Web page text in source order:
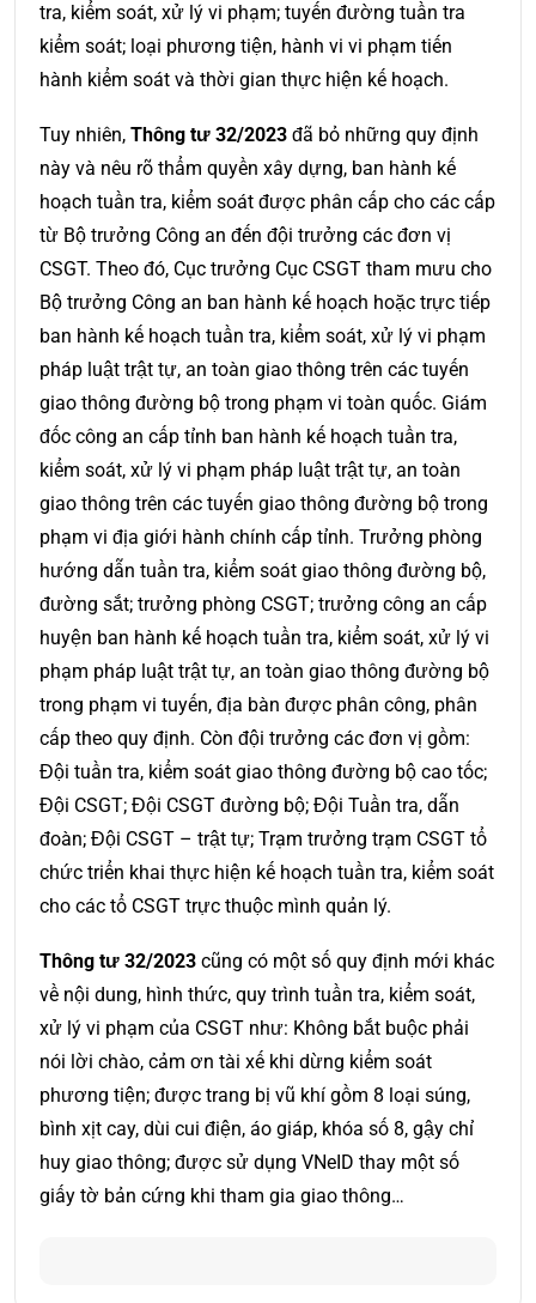
tra, kiểm soát, xử lý vi phạm; tuyến đường tuần tra
kiểm soát; loại phương tiện, hành vi vi phạm tiến
hành kiểm soát và thời gian thực hiện kế hoạch.
Tuy nhiên, Thông tư 32/2023 đã bỏ những quy định
này và nêu rõ thẩm quyền xây dựng, ban hành kế
hoạch tuần tra, kiểm soát được phân cấp cho các cấp
từ Bộ trưởng Công an đến đội trưởng các đơn vị
CSGT. Theo đó, Cục trưởng Cục CSGT tham mưu cho
Bộ trưởng Công an ban hành kế hoạch hoặc trực tiếp
ban hành kế hoạch tuần tra, kiểm soát, xử lý vi phạm
pháp luật trật tự, an toàn giao thông trên các tuyến
giao thông đường bộ trong phạm vi toàn quốc. Giám
đốc công an cấp tỉnh ban hành kế hoạch tuần tra,
kiểm soát, xử lý vi phạm pháp luật trật tự, an toàn
giao thông trên các tuyến giao thông đường bộ trong
phạm vi địa giới hành chính cấp tỉnh. Trưởng phòng
hướng dẫn tuần tra, kiểm soát giao thông đường bộ,
đường sắt; trưởng phòng CSGT; trưởng công an cấp
huyện ban hành kế hoạch tuần tra, kiểm soát, xử lý vi
phạm pháp luật trật tự, an toàn giao thông đường bộ
trong phạm vi tuyến, địa bàn được phân công, phân
cấp theo quy định. Còn đội trưởng các đơn vị gồm:
Đội tuần tra, kiểm soát giao thông đường bộ cao tốc;
Đội CSGT; Đội CSGT đường bộ; Đội Tuần tra, dẫn
đoàn; Đội CSGT – trật tự; Trạm trưởng trạm CSGT tổ
chức triển khai thực hiện kế hoạch tuần tra, kiểm soát
cho các tổ CSGT trực thuộc mình quản lý.
Thông tư 32/2023 cũng có một số quy định mới khác
về nội dung, hình thức, quy trình tuần tra, kiểm soát,
xử lý vi phạm của CSGT như: Không bắt buộc phải
nói lời chào, cảm ơn tài xế khi dừng kiểm soát
phương tiện; được trang bị vũ khí gồm 8 loại súng,
bình xịt cay, dùi cui điện, áo giáp, khóa số 8, gậy chỉ
huy giao thông; được sử dụng VNeID thay một số
giấy tờ bản cứng khi tham gia giao thông…